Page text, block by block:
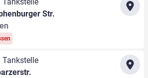
Str.
Tankstelle